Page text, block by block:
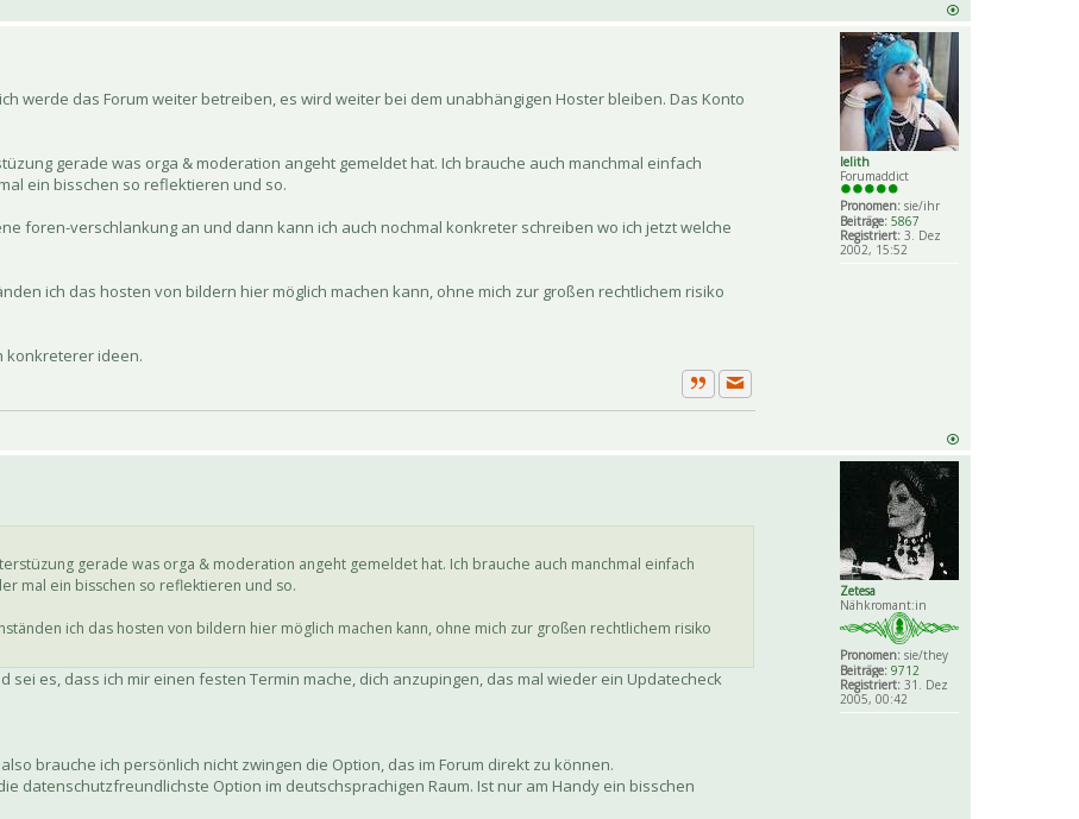
lelith
Forumaddict
Pronomen: sie/ihr
Beiträge: 5867
Registriert: 3. Dez
2002, 15:52
werde das Forum weiter betreiben, es wird weiter bei dem unabhängigen Hoster bleiben. Das Konto
gerade was orga & moderation angeht gemeldet hat. Ich brauche auch manchmal einfach
ein bisschen so reflektieren und so.
foren-verschlankung an und dann kann ich auch nochmal konkreter schreiben wo ich jetzt welche
ich das hosten von bildern hier möglich machen kann, ohne mich zur großen rechtlichem risiko
konkreterer ideen.
ZitatPrivate Nachricht senden
Zetesa
Nähkromant:in
Pronomen: sie/they
Beiträge: 9712
Registriert: 31. Dez
2005, 00:42
gerade was orga & moderation angeht gemeldet hat. Ich brauche auch manchmal einfach
mal ein bisschen so reflektieren und so.
ich das hosten von bildern hier möglich machen kann, ohne mich zur großen rechtlichem risiko
sei es, dass ich mir einen festen Termin mache, dich anzupingen, das mal wieder ein Updatecheck
brauche ich persönlich nicht zwingen die Option, das im Forum direkt zu können.
datenschutzfreundlichste Option im deutschsprachigen Raum. Ist nur am Handy ein bisschen